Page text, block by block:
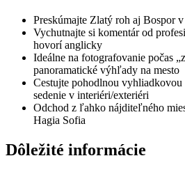
Preskúmajte Zlatý roh aj Bospor v
Vychutnajte si komentár od
hovorí anglicky
Ideálne na fotografovanie počas
panoramatické výhľady na mesto
Cestujte pohodlnou vyhliadkovou
sedenie v interiéri/exteriéri
Odchod z ľahko nájditeľného
Hagia Sofia
Dôležité informácie